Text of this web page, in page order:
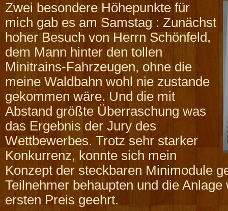
Zwei besondere Höhepunkte für
mich gab es am Samstag : Zunächst
hoher Besuch von Herrn Schönfeld,
dem Mann hinter den tollen
Minitrains-Fahrzeugen, ohne die
meine Waldbahn wohl nie zustande
gekommen wäre. Und die mit
Abstand größte Überraschung was
das Ergebnis der Jury des
Wettbewerbes. Trotz sehr starker
Konkurrenz, konnte sich mein
Konzept der steckbaren Minimodule
Teilnehmer behaupten und die
ersten Preis geehrt.